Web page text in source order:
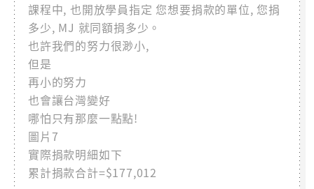
課程中, 也開放學員指定 您想要捐款的單位, 您捐
多少, MJ 就同額捐多少。
也許我們的努力很渺小,
但是
再小的努力
也會讓台灣變好
哪怕只有那麼一點點!
圖片7
實際捐款明細如下
累計捐款合計=$177,012